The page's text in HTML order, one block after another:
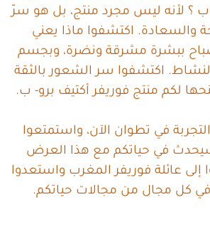
ب ؟ لأنه ليس مجرد منتج، بل هو سرّ
والسعادة. اكتشفوا ماذا يعني
ببشرة مشرقة ونضرة، وبجسم
اكتشفوا سر الشعور بالثقة
لكم منتج فوريفر أكتيف برو- ب.
في تطوان الآن، واستمتعوا
في حياتكم مع هذا العرض
إلى عائلة فوريفر المغرب واستعدوا
في كل مجال من مجالات حياتكم.